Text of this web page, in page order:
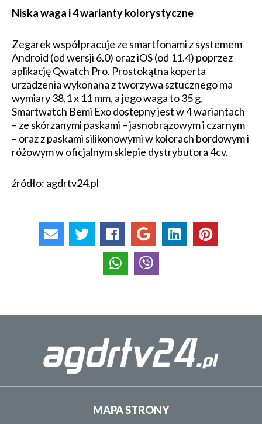
Niska waga i 4 warianty kolorystyczne
Zegarek współpracuje ze smartfonami z systemem
Android (od wersji 6.0) oraz iOS (od 11.4) poprzez
aplikację Qwatch Pro. Prostokątna koperta
urządzenia wykonana z tworzywa sztucznego ma
wymiary 38,1 x 11 mm, a jego waga to 35 g.
Smartwatch Bemi Exo dostępny jest w 4 wariantach
– ze skórzanymi paskami – jasnobrązowym i czarnym
– oraz z paskami silikonowymi w kolorach bordowym i
różowym w oficjalnym sklepie dystrybutora 4cv.
źródło: agdrtv24.pl
MAPA STRONY